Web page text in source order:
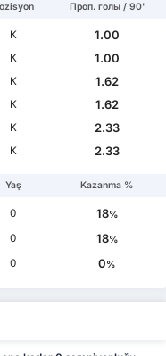
Проп. голы / 90'
K
1.00
K
1.00
K
1.62
K
1.62
K
2.33
K 2.33
Yaş Kazanma %
0 18%
0 18%
0 0%